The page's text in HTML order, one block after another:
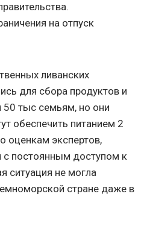
на отпуск
ливанских
для сбора продуктов и
тыс семьям, но они
обеспечить питанием 2
оценкам экспертов,
постоянным доступом к
ситуация не могла
стране даже в